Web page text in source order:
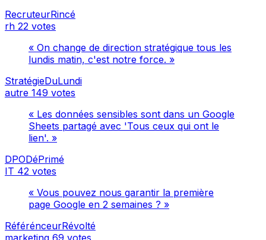
RecruteurRincé
rh 22 votes
« On change de direction stratégique tous les
lundis matin, c'est notre force. »
StratégieDuLundi
autre 149 votes
« Les données sensibles sont dans un Google
Sheets partagé avec 'Tous ceux qui ont le
lien'. »
DPODéPrimé
IT 42 votes
« Vous pouvez nous garantir la première
page Google en 2 semaines ? »
RéférénceurRévolté
marketing 69 votes